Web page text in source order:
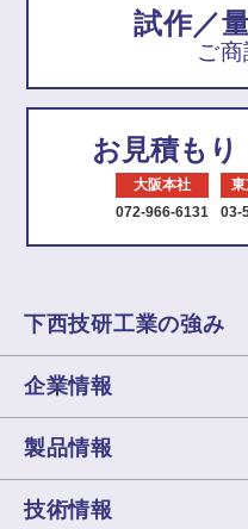
試作／
ご
お見積も
大阪本社
072-966-6131
03-
下西技研工業の強み
企業情報
製品情報
技術情報